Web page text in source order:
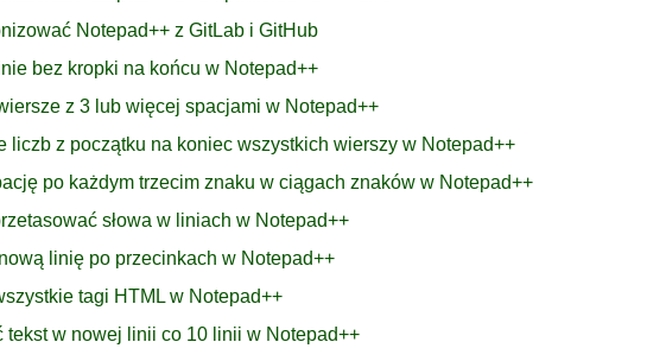
Notepad++ z GitLab i GitHub
bez kropki na końcu w Notepad++
z 3 lub więcej spacjami w Notepad++
liczb z początku na koniec wszystkich wierszy w Notepad++
po każdym trzecim znaku w ciągach znaków w Notepad++
słowa w liniach w Notepad++
linię po przecinkach w Notepad++
tagi HTML w Notepad++
tekst w nowej linii co 10 linii w Notepad++